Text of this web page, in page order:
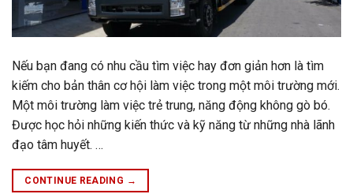
Nếu bạn đang có nhu cầu tìm việc hay đơn giản hơn là tìm
kiếm cho bản thân cơ hội làm việc trong một môi trường mới.
Một môi trường làm việc trẻ trung, năng động không gò bó.
Được học hỏi những kiến thức và kỹ năng từ những nhà lãnh
đạo tâm huyết. …
CONTINUE READING →